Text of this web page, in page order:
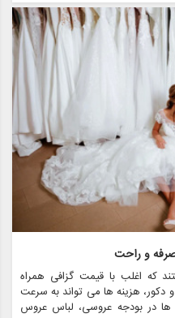
دستیابی به تناسب بی عیب و
که چگونه فروشگاه هایی مانند
مهم کمک کنند.
و راحت
که اغلب با قیمت گزافی همراه
و دکور، هزینه ها می تواند به سرعت
ها در بودجه عروسی، لباس عروس